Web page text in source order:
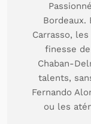
Bordeaux.
Carrasso,
finesse
Chaban-
talents,
Fernando
ou les